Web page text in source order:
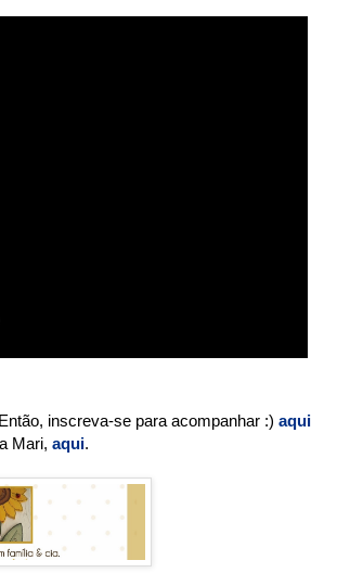
inscreva-se para acompanhar :) aqui
Mari, aqui.